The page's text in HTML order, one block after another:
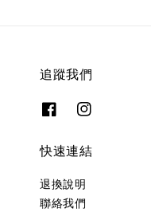
追蹤我們
快速連結
退換說明
聯絡我們